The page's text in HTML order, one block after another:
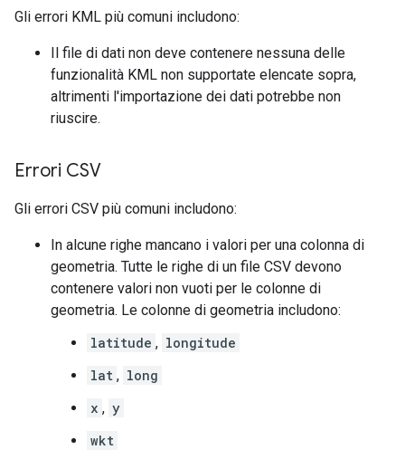
Gli errori KML più comuni includono:
Il file di dati non deve contenere nessuna delle
funzionalità KML non supportate elencate sopra,
altrimenti l'importazione dei dati potrebbe non
riuscire.
Errori CSV
Gli errori CSV più comuni includono:
In alcune righe mancano i valori per una colonna di
geometria. Tutte le righe di un file CSV devono
contenere valori non vuoti per le colonne di
geometria. Le colonne di geometria includono:
latitude , longitude
lat , long
x , y
wkt